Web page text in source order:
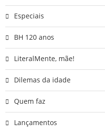
Especiais
BH 120 anos
LiteralMente, mãe!
Dilemas da idade
Quem faz
Lançamentos